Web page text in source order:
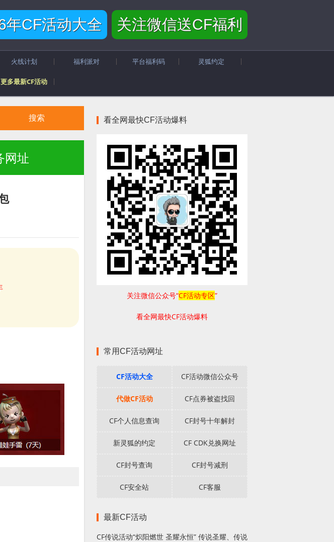
年CF活动大全 关注微信送CF福利
火线计划 福利派对 平台福利码 灵狐约定
更多最新CF活动
网址
看全网最快CF活动爆料
关注微信公众号“CF活动专区”
看全网最快CF活动爆料
常用CF活动网址
CF活动大全 CF活动微信公众号
代做CF活动 CF点券被盗找回
CF个人信息查询 CF封号十年解封
新灵狐的约定 CF CDK兑换网址
CF封号查询 CF封号减刑
CF安全站 CF客服
最新CF活动
CF传说活动“炽阳燃世 圣耀永恒” 传说圣耀、传说